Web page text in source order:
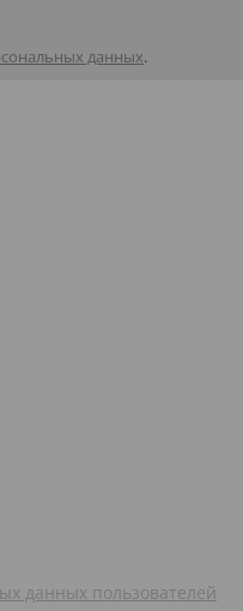
данных.
данных пользователей